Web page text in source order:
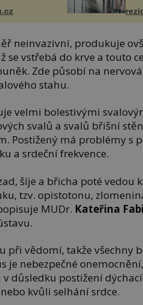
neinvazivní, produkuje
se vstřebá do krve a touto
Zde působí na
stahu.
velmi bolestivými
svalů a svalů břišní
Postižený má problémy s
a srdeční frekvence.
šíje a břicha poté vedou
tzv. opistotonu,
MUDr. Kateřina
při vědomí, takže všechny
je nebezpečné
důsledku postižení
kvůli selhání srdce.